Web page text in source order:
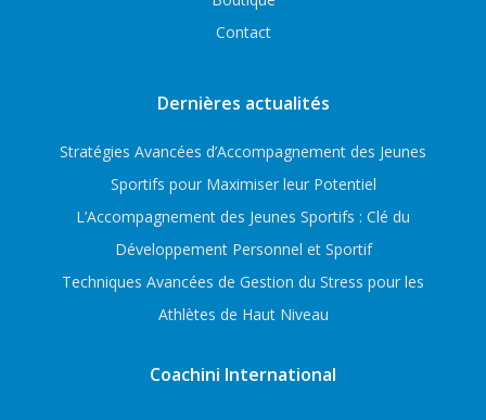
Contact
Dernières actualités
Stratégies Avancées d’Accompagnement des Jeunes
Sportifs pour Maximiser leur Potentiel
L’Accompagnement des Jeunes Sportifs : Clé du
Développement Personnel et Sportif
Techniques Avancées de Gestion du Stress pour les
Athlètes de Haut Niveau
Coachini International